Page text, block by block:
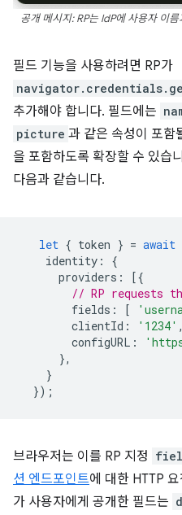
공개 메시지: RP는 IdP에 사용자 이
필드 기능을 사용하려면 RP가
추가해야 합니다. 필드에는
picture 과 같은 속성이 포함
을 포함하도록 확장할 수 있습
다음과 같습니다.
let { token } = await
identity :
{
providers :
[{
// RP requests
fields : [
clientId : '1234' ,
configURL :
},
}
});
브라우저는 이를 RP 지정
션 엔드포인트에 대한 HTTP
가 사용자에게 공개한 필드는